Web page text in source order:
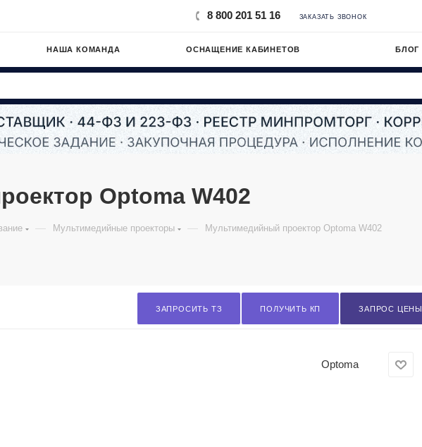
8 800 201 51 16 ЗАКАЗАТЬ ЗВОНОК
НАША КОМАНДА ОСНАЩЕНИЕ КАБИНЕТОВ БЛОГ
Optoma W402
— Мультимедийные проекторы — Мультимедийный проектор Optoma W402
ЗАПРОСИТЬ ТЗ ПОЛУЧИТЬ КП ЗАПРОС ЦЕНЫ
Optoma